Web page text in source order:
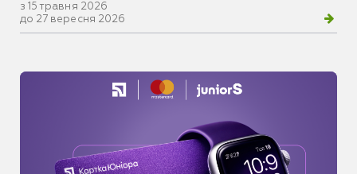
з 15 травня 2026
до 27 вересня 2026